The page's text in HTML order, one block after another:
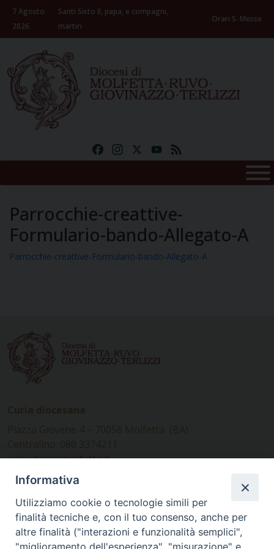
Skip
content
7 Agosto
2026
Santi Sisto II, papa, e compagni,
martiri
Orari S. Messe
FacebookInstagramYouTube
Parrocchie-creattive-
Formulario-bando-Allegato-A
Parrocchie-creattive-Formulario-bando-Allegato-A
www.diocesimolfetta.it –
diocesimolfetta@pec.chiesacattolica.it
Ufficio Comunicazioni sociali
Piazza Giovene 4 – 70056 Molfetta (BA)
Informativa
Utilizziamo cookie o tecnologie simili per
finalità tecniche e, con il tuo consenso, anche per
altre finalità ("interazioni e funzionalità semplici",